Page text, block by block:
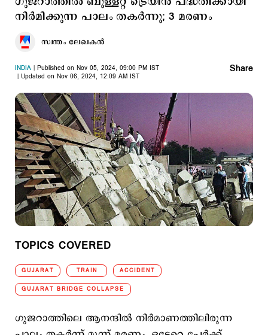
നിര്‍മിക്കുന്ന പാലം തകര്‍ന്നു; 3 മരണം
സ്വന്തം ലേഖകൻ
INDIA
Published on Nov 05, 2024, 09:00 PM IST
Updated on Nov 06, 2024, 12:09 AM IST
Share
TOPICS COVERED
GUJARAT TRAIN ACCIDENT
GUJARAT BRIDGE COLLAPSE
ഗുജറാത്തിലെ ആനന്ദിൽ നിർമാണത്തിലിരുന്ന